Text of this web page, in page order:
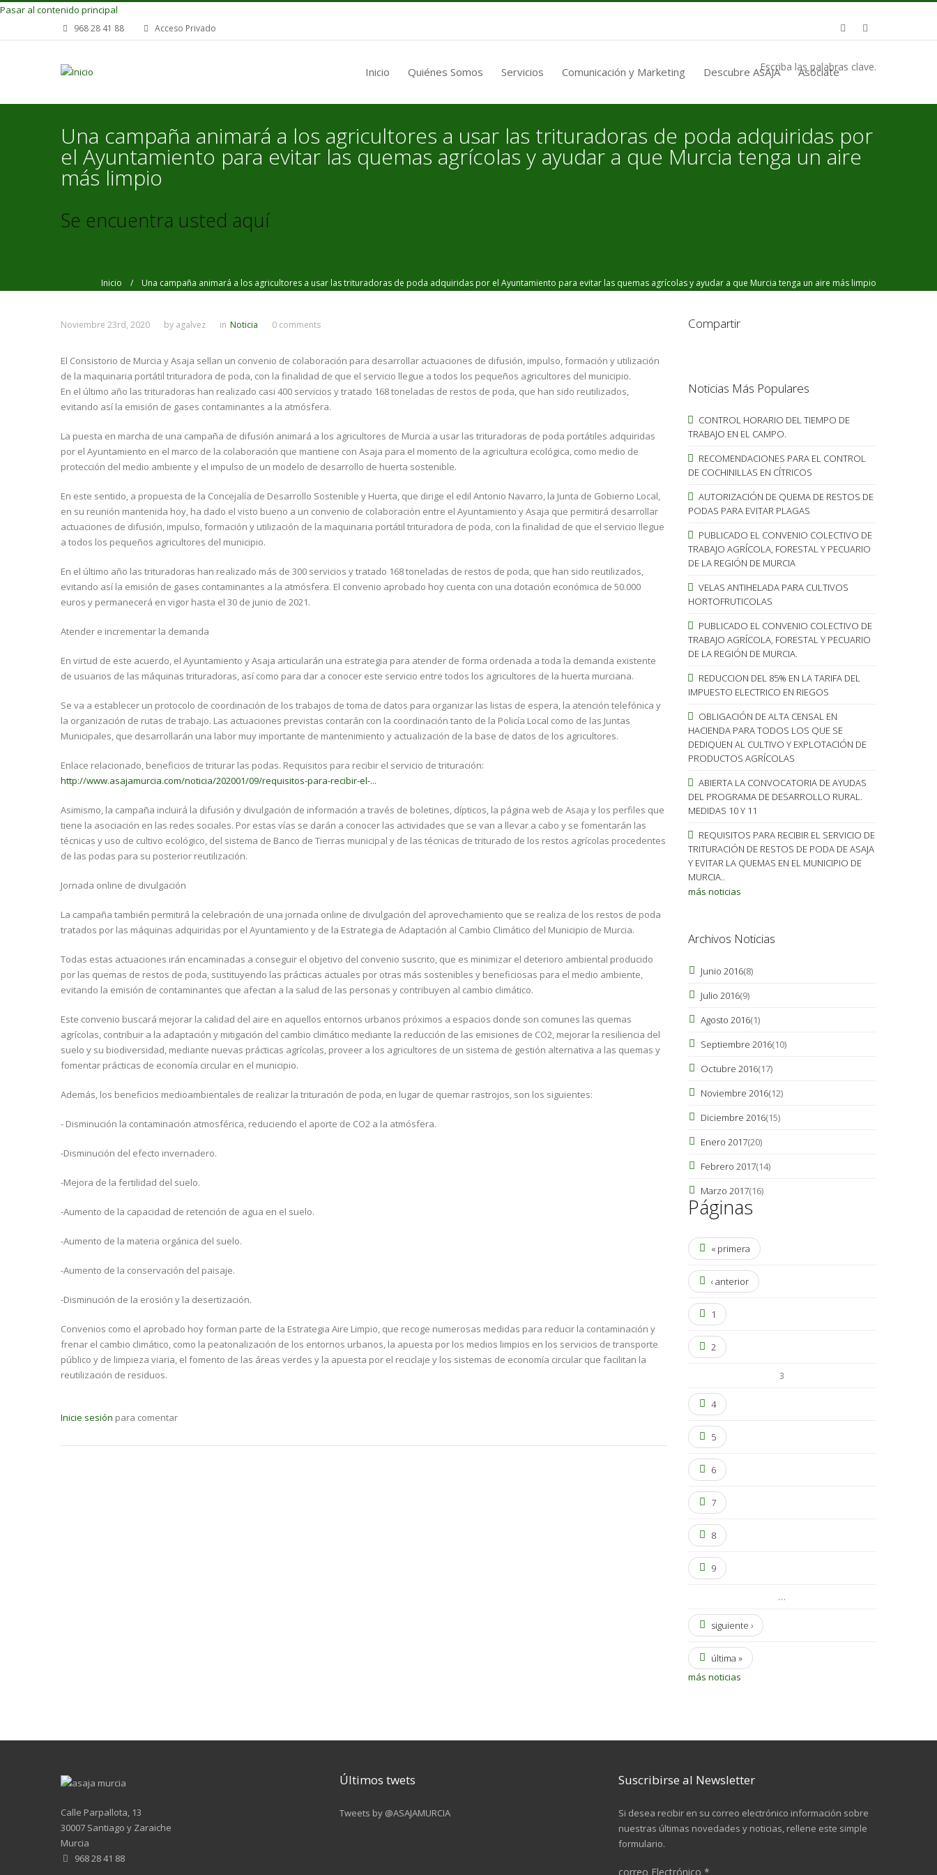
Pasar al contenido principal
968 28 41 88 Acceso Privado
Inicio Quiénes Somos Servicios Comunicación y Marketing Descubre ASAJA Asóciate
Escriba las palabras clave.
Una campaña animará a los agricultores a usar las trituradoras de poda adquiridas por
el Ayuntamiento para evitar las quemas agrícolas y ayudar a que Murcia tenga un aire
más limpio
Se encuentra usted aquí
Inicio / Una campaña animará a los agricultores a usar las trituradoras de poda adquiridas por el Ayuntamiento para evitar las quemas agrícolas y ayudar a que Murcia tenga un aire más limpio
Noviembre 23rd, 2020 by agalvez in Noticia 0 comments
El Consistorio de Murcia y Asaja sellan un convenio de colaboración para desarrollar actuaciones de difusión, impulso, formación y utilización
de la maquinaria portátil trituradora de poda, con la finalidad de que el servicio llegue a todos los pequeños agricultores del municipio.
En el último año las trituradoras han realizado casi 400 servicios y tratado 168 toneladas de restos de poda, que han sido reutilizados,
evitando así la emisión de gases contaminantes a la atmósfera.
La puesta en marcha de una campaña de difusión animará a los agricultores de Murcia a usar las trituradoras de poda portátiles adquiridas
por el Ayuntamiento en el marco de la colaboración que mantiene con Asaja para el momento de la agricultura ecológica, como medio de
protección del medio ambiente y el impulso de un modelo de desarrollo de huerta sostenible.
En este sentido, a propuesta de la Concejalía de Desarrollo Sostenible y Huerta, que dirige el edil Antonio Navarro, la Junta de Gobierno Local,
en su reunión mantenida hoy, ha dado el visto bueno a un convenio de colaboración entre el Ayuntamiento y Asaja que permitirá desarrollar
actuaciones de difusión, impulso, formación y utilización de la maquinaria portátil trituradora de poda, con la finalidad de que el servicio llegue
a todos los pequeños agricultores del municipio.
En el último año las trituradoras han realizado más de 300 servicios y tratado 168 toneladas de restos de poda, que han sido reutilizados,
evitando así la emisión de gases contaminantes a la atmósfera. El convenio aprobado hoy cuenta con una dotación económica de 50.000
euros y permanecerá en vigor hasta el 30 de junio de 2021.
Atender e incrementar la demanda
En virtud de este acuerdo, el Ayuntamiento y Asaja articularán una estrategia para atender de forma ordenada a toda la demanda existente
de usuarios de las máquinas trituradoras, así como para dar a conocer este servicio entre todos los agricultores de la huerta murciana.
Se va a establecer un protocolo de coordinación de los trabajos de toma de datos para organizar las listas de espera, la atención telefónica y
la organización de rutas de trabajo. Las actuaciones previstas contarán con la coordinación tanto de la Policía Local como de las Juntas
Municipales, que desarrollarán una labor muy importante de mantenimiento y actualización de la base de datos de los agricultores.
Enlace relacionado, beneficios de triturar las podas. Requisitos para recibir el servicio de trituración:
http://www.asajamurcia.com/noticia/202001/09/requisitos-para-recibir-el-...
Asimismo, la campaña incluirá la difusión y divulgación de información a través de boletines, dípticos, la página web de Asaja y los perfiles que
tiene la asociación en las redes sociales. Por estas vías se darán a conocer las actividades que se van a llevar a cabo y se fomentarán las
técnicas y uso de cultivo ecológico, del sistema de Banco de Tierras municipal y de las técnicas de triturado de los restos agrícolas procedentes
de las podas para su posterior reutilización.
Jornada online de divulgación
La campaña también permitirá la celebración de una jornada online de divulgación del aprovechamiento que se realiza de los restos de poda
tratados por las máquinas adquiridas por el Ayuntamiento y de la Estrategia de Adaptación al Cambio Climático del Municipio de Murcia.
Todas estas actuaciones irán encaminadas a conseguir el objetivo del convenio suscrito, que es minimizar el deterioro ambiental producido
por las quemas de restos de poda, sustituyendo las prácticas actuales por otras más sostenibles y beneficiosas para el medio ambiente,
evitando la emisión de contaminantes que afectan a la salud de las personas y contribuyen al cambio climático.
Este convenio buscará mejorar la calidad del aire en aquellos entornos urbanos próximos a espacios donde son comunes las quemas
agrícolas, contribuir a la adaptación y mitigación del cambio climático mediante la reducción de las emisiones de CO2, mejorar la resiliencia del
suelo y su biodiversidad, mediante nuevas prácticas agrícolas, proveer a los agricultores de un sistema de gestión alternativa a las quemas y
fomentar prácticas de economía circular en el municipio.
Además, los beneficios medioambientales de realizar la trituración de poda, en lugar de quemar rastrojos, son los siguientes:
- Disminución la contaminación atmosférica, reduciendo el aporte de CO2 a la atmósfera.
-Disminución del efecto invernadero.
-Mejora de la fertilidad del suelo.
-Aumento de la capacidad de retención de agua en el suelo.
-Aumento de la materia orgánica del suelo.
-Aumento de la conservación del paisaje.
-Disminución de la erosión y la desertización.
Convenios como el aprobado hoy forman parte de la Estrategia Aire Limpio, que recoge numerosas medidas para reducir la contaminación y
frenar el cambio climático, como la peatonalización de los entornos urbanos, la apuesta por los medios limpios en los servicios de transporte
público y de limpieza viaria, el fomento de las áreas verdes y la apuesta por el reciclaje y los sistemas de economía circular que facilitan la
reutilización de residuos.
Inicie sesión para comentar
Compartir
Noticias Más Populares
CONTROL HORARIO DEL TIEMPO DE
TRABAJO EN EL CAMPO.
RECOMENDACIONES PARA EL CONTROL
DE COCHINILLAS EN CÍTRICOS
AUTORIZACIÓN DE QUEMA DE RESTOS DE
PODAS PARA EVITAR PLAGAS
PUBLICADO EL CONVENIO COLECTIVO DE
TRABAJO AGRÍCOLA, FORESTAL Y PECUARIO
DE LA REGIÓN DE MURCIA
VELAS ANTIHELADA PARA CULTIVOS
HORTOFRUTICOLAS
PUBLICADO EL CONVENIO COLECTIVO DE
TRABAJO AGRÍCOLA, FORESTAL Y PECUARIO
DE LA REGIÓN DE MURCIA.
REDUCCION DEL 85% EN LA TARIFA DEL
IMPUESTO ELECTRICO EN RIEGOS
OBLIGACIÓN DE ALTA CENSAL EN
HACIENDA PARA TODOS LOS QUE SE
DEDIQUEN AL CULTIVO Y EXPLOTACIÓN DE
PRODUCTOS AGRÍCOLAS
ABIERTA LA CONVOCATORIA DE AYUDAS
DEL PROGRAMA DE DESARROLLO RURAL.
MEDIDAS 10 Y 11
REQUISITOS PARA RECIBIR EL SERVICIO DE
TRITURACIÓN DE RESTOS DE PODA DE ASAJA
Y EVITAR LA QUEMAS EN EL MUNICIPIO DE
MURCIA..
más noticias
Archivos Noticias
Junio 2016(8)
Julio 2016(9)
Agosto 2016(1)
Septiembre 2016(10)
Octubre 2016(17)
Noviembre 2016(12)
Diciembre 2016(15)
Enero 2017(20)
Febrero 2017(14)
Marzo 2017(16)
Páginas
« primera
‹ anterior
1
2
3
4
5
6
7
8
9
…
siguiente ›
última »
más noticias
Calle Parpallota, 13
30007 Santiago y Zaraiche
Murcia
968 28 41 88
Últimos twets
Tweets by @ASAJAMURCIA
Suscribirse al Newsletter
Si desea recibir en su correo electrónico información sobre
nuestras últimas novedades y noticias, rellene este simple
formulario.
correo Electrónico *